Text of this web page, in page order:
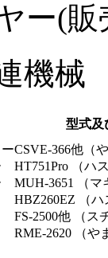
ー(販
機械
型式及
CSVE-366他（
HT751Pro （ハ
MUH-3651 （マ
HBZ260EZ （ハ
FS-2500他 （ス
RME-2620 （や